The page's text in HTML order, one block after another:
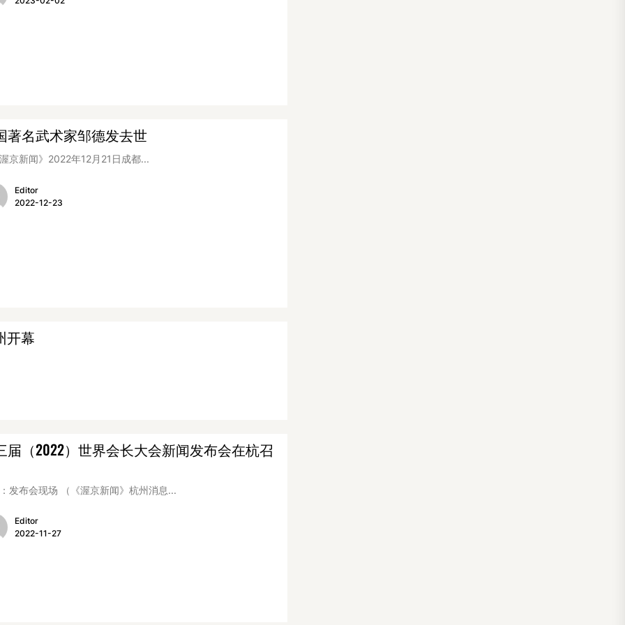
著名武术家邹德发去世
京新闻》2022年12月21日成都...
Editor
2022-12-23
开幕
届（2022）世界会长大会新闻发布会在杭召
发布会现场 （《渥京新闻》杭州消息...
Editor
2022-11-27